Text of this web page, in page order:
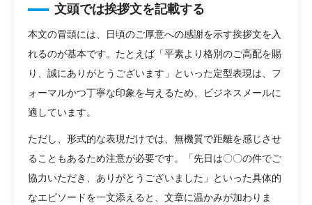
文頭では挨拶文を記載する
本文の冒頭には、日頃のご厚意への感謝を示す挨拶文を入
れるのが基本です。たとえば「平素より格別のご高配を賜
り、誠にありがとうございます」といった定型表現は、フ
ォーマルかつ丁寧な印象を与えるため、ビジネスメールに
適しています。
ただし、形式的な表現だけでは、無機質で距離を感じさせ
ることもあるため注意が必要です。「先日は〇〇の件でご
協力いただき、ありがとうございました」といった具体的
なエピソードを一文添えると、文章に温かみが加わりま